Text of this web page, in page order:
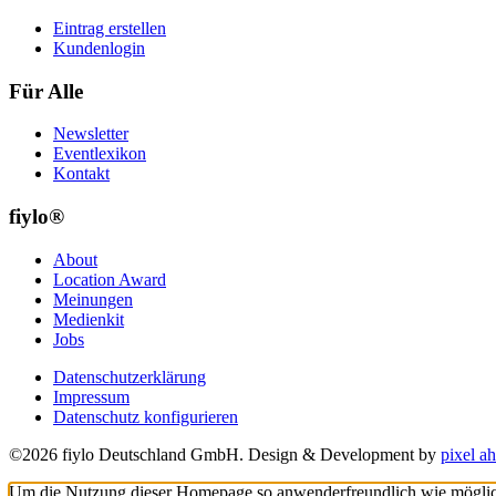
Eintrag erstellen
Kundenlogin
Für Alle
Newsletter
Eventlexikon
Kontakt
fiylo®
About
Location Award
Meinungen
Medienkit
Jobs
Datenschutzerklärung
Impressum
Datenschutz konfigurieren
©2026 fiylo Deutschland GmbH. Design & Development by pixel
Um die Nutzung dieser Homepage so anwenderfreundlich wie